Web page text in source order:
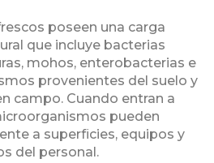
poseen una carga
que incluye bacterias
mohos, enterobacterias e
provenientes del suelo y
campo. Cuando entran a
pueden
a superficies, equipos y
del personal.